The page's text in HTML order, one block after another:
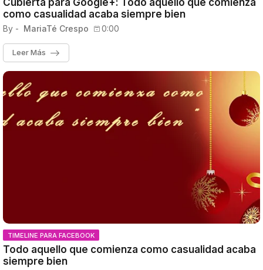
como casualidad acaba siempre bien
By - MariaTé Crespo 0:00
Leer Más
TIMELINE PARA FACEBOOK
Todo aquello que comienza como casualidad acaba
siempre bien